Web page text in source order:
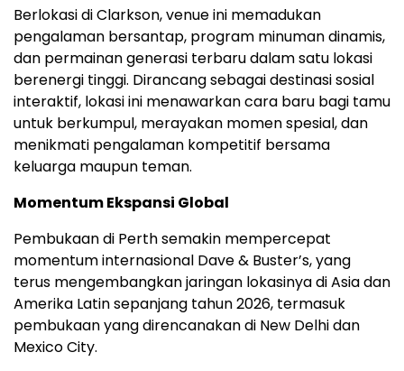
Berlokasi di Clarkson, venue ini memadukan
pengalaman bersantap, program minuman dinamis,
dan permainan generasi terbaru dalam satu lokasi
berenergi tinggi. Dirancang sebagai destinasi sosial
interaktif, lokasi ini menawarkan cara baru bagi tamu
untuk berkumpul, merayakan momen spesial, dan
menikmati pengalaman kompetitif bersama
keluarga maupun teman.
Momentum Ekspansi Global
Pembukaan di Perth semakin mempercepat
momentum internasional Dave & Buster’s, yang
terus mengembangkan jaringan lokasinya di Asia dan
Amerika Latin sepanjang tahun 2026, termasuk
pembukaan yang direncanakan di New Delhi dan
Mexico City.